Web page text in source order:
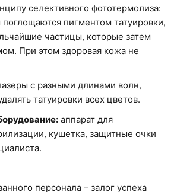
селективного фототермолиза:
пигментом татуировки,
частицы, которые затем
При этом здоровая кожа не
с разными длинами волн,
татуировки всех цветов.
аппарат для
кушетка, защитные очки
персонала – залог успеха